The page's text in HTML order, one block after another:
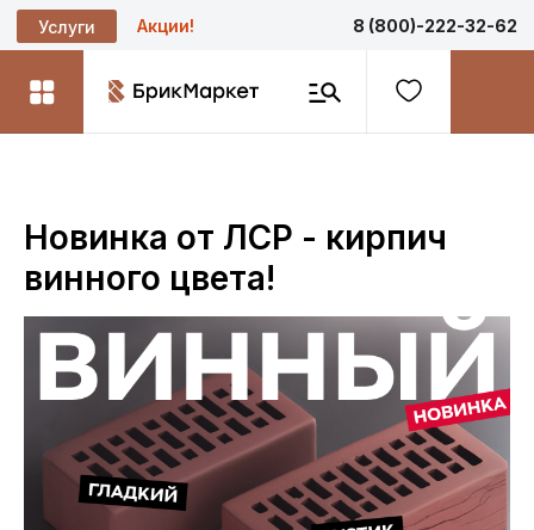
8 (800)-222-32-62
Услуги
Новинка от ЛСР - кирпич
винного цвета!